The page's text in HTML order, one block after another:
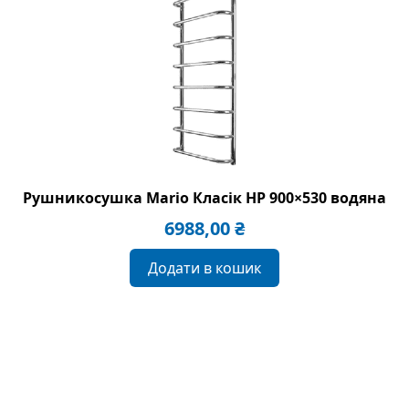
Рушникосушка Mario Класік HP 900×530 водяна
6988,00₴
Додати в кошик